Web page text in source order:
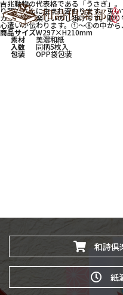
吉兆動物の代表格である「うさぎ」
り龍神さんに生まれ変わります。兎
カラフルで楽しいのし掛けです。贈
心遣いが伝わります。①〜⑧の中から
商品サイズW297×H210mm
素材 美濃和紙
入数 同柄5枚入
包装 OPP袋包装
和詩倶
紙